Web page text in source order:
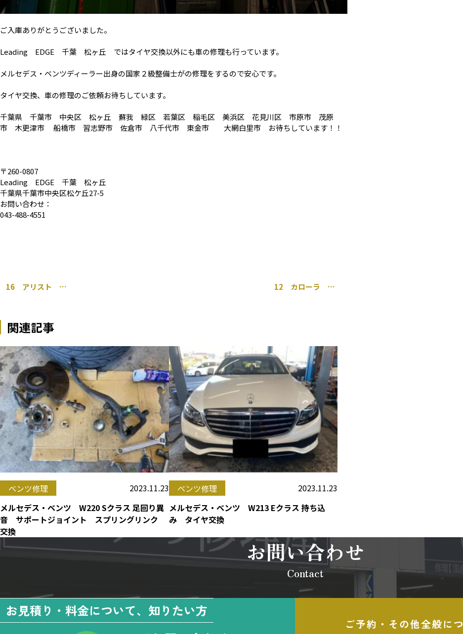
ご入庫ありがとうございました。
Leading EDGE 千葉 松ヶ丘 ではタイヤ交換以外にも車の修理も行っています。
メルセデス・ベンツディーラー出身の国家２級整備士がの修理をするので安心です。
タイヤ交換、車の修理のご依頼お待ちしています。
千葉県 千葉市 中央区 松ヶ丘 蘇我 緑区 若葉区 稲毛区 美浜区 花見川区 市原市 茂原
市 木更津市 船橋市 習志野市 佐倉市 八千代市 東金市 大網白里市 お待ちしています！！
〒260-0807
Leading EDGE 千葉 松ヶ丘
千葉県千葉市中央区松ケ丘27-5
お問い合わせ：
043-488-4551
16 アリスト ヘッドライト加工 イカリング 50シーマ バルカン 12 カローラ エバポ 交換
関連記事
ベンツ修理
2023.11.23
メルセデス・ベンツ W220 Sクラス 足回り異
音 サポートジョイント スプリングリンク
交換
ベンツ修理
2023.11.23
メルセデス・ベンツ W213 Eクラス 持ち込
み タイヤ交換
お問い合わせ
Contact
お見積り・料金について、知りたい方
ご予約・その他全般に